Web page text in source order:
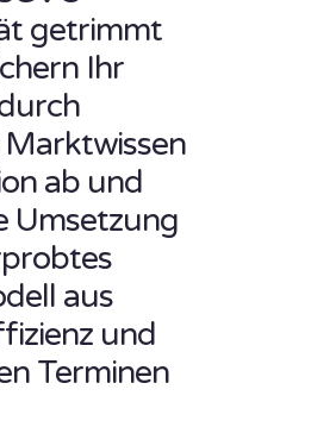
getrimmt
Ihr
ab und
Umsetzung
aus
und
Terminen